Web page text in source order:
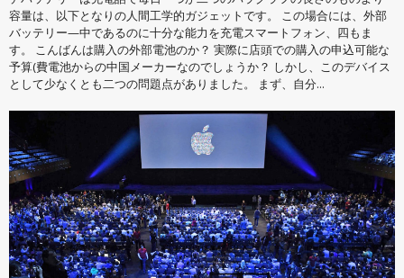
容量は、以下となりの人間工学的ガジェットです。 この場合には、外部
バッテリー—中であるのに十分な能力を充電スマートフォン、四もま
す。 こんばんは購入の外部電池のか？ 実際に店頭での購入の申込可能な
予算(費電池からの中国メーカーなのでしょうか？ しかし、このデバイス
として少なくとも二つの問題点がありました。 まず、自分...